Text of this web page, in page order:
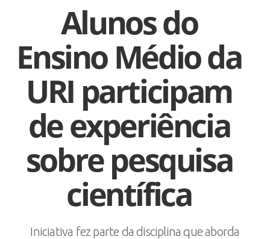
Alunos do
Ensino Médio da
URI participam
de experiência
sobre pesquisa
científica
Iniciativa fez parte da disciplina que aborda